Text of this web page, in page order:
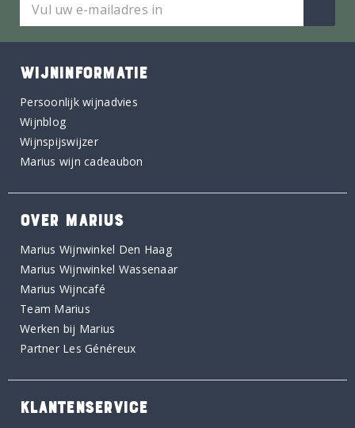
WIJNINFORMATIE
Persoonlijk wijnadvies
Wijnblog
Wijnspijswijzer
Marius wijn cadeaubon
OVER MARIUS
Marius Wijnwinkel Den Haag
Marius Wijnwinkel Wassenaar
Marius Wijncafé
Team Marius
Werken bij Marius
Partner Les Généreux
KLANTENSERVICE